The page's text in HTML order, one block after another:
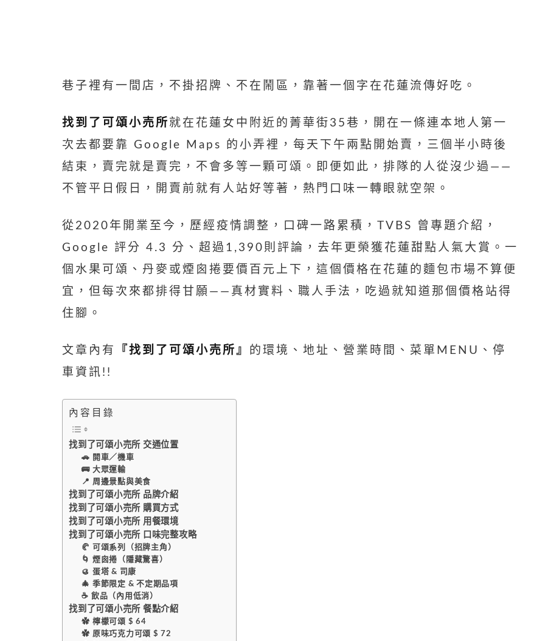
巷子裡有一間店，不掛招牌、不在鬧區，靠著一個字在花蓮流傳好吃。
找到了可頌小売所 就在花蓮女中附近的菁華街35巷，開在一條連本地人第一
次去都要靠 Google Maps 的小弄裡，每天下午兩點開始賣，三個半小時後
結束，賣完就是賣完，不會多等一顆可頌。即便如此，排隊的人從沒少過——
不管平日假日，開賣前就有人站好等著，熱門口味一轉眼就空架。
從2020年開業至今，歷經疫情調整，口碑一路累積，TVBS 曾專題介紹，
Google 評分 4.3 分、超過1,390則評論，去年更榮獲花蓮甜點人氣大賞。一
個水果可頌、丹麥或煙囪捲要價百元上下，這個價格在花蓮的麵包市場不算便
宜，但每次來都排得甘願——真材實料、職人手法，吃過就知道那個價格站得
住腳。
文章內有 『 找到了可頌小売所』
的環境、地址、營業時間、菜單MENU、停
車資訊!!
內容目錄
找到了可頌小売所 交通位置
🚗 開車／機車
🚌 大眾運輸
📍 周邊景點與美食
找到了可頌小売所 品牌介紹
找到了可頌小売所 購買方式
找到了可頌小売所 用餐環境
找到了可頌小売所 口味完整攻略
🥐 可頌系列（招牌主角）
🌀 煙囪捲（隱藏驚喜）
🥮 蛋塔 & 司康
🎄 季節限定 & 不定期品項
☕ 飲品（內用低消）
找到了可頌小売所 餐點介紹
✿ 檸檬可頌 $ 64
✿ 原味巧克力可頌 $ 72